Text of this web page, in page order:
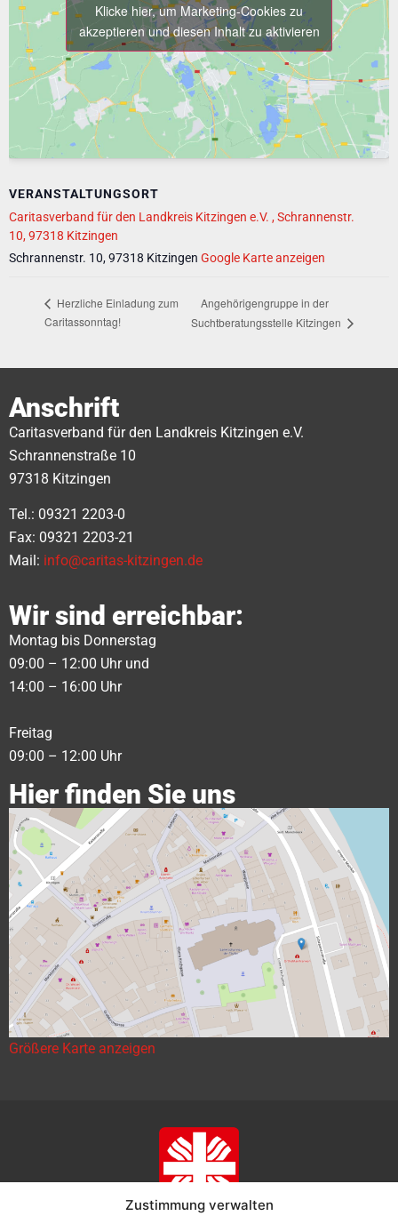
Zustimmung verwalten
VERANSTALTUNGSORT
Caritasverband für den Landkreis Kitzingen e.V. , Schrannenstr.
10, 97318 Kitzingen
Schrannenstr. 10, 97318 Kitzingen Google Karte anzeigen
Klicke hier, um Marketing-Cookies zu
akzeptieren und diesen Inhalt zu aktivieren
Herzliche Einladung zum
Caritassonntag!
Angehörigengruppe in der
Suchtberatungsstelle Kitzingen
Anschrift
Caritasverband für den Landkreis Kitzingen e.V.
Schrannenstraße 10
97318 Kitzingen
Tel.: 09321 2203-0
Fax: 09321 2203-21
Mail: info@caritas-kitzingen.de
Wir sind erreichbar:
Montag bis Donnerstag
09:00 – 12:00 Uhr und
14:00 – 16:00 Uhr
Freitag
09:00 – 12:00 Uhr
Hier finden Sie uns
Größere Karte anzeigen